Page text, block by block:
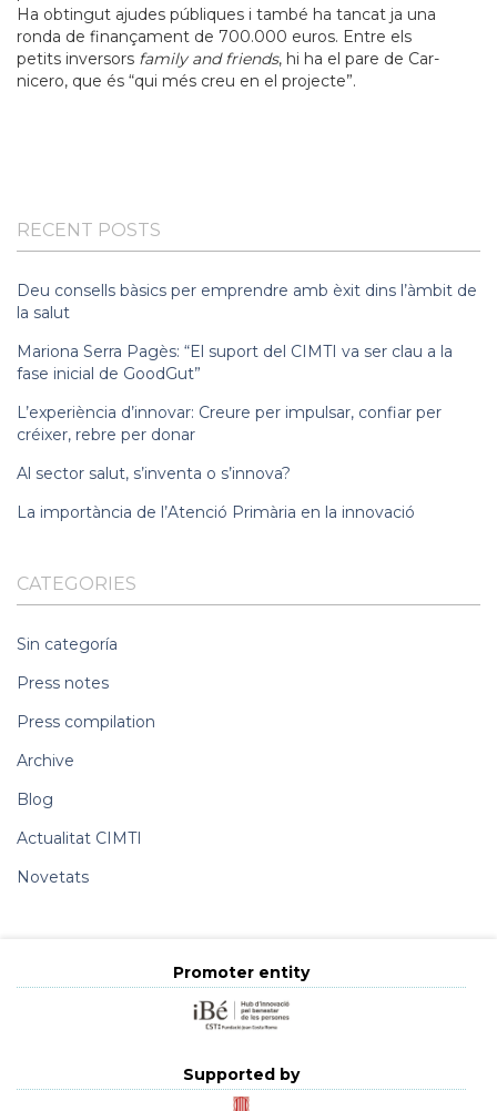
Ha obtin­gut aju­des públi­ques i també ha tan­cat ja una
ronda de finançament de 700.000 euros. Entre els
petits inver­sors family and fri­ends, hi ha el pare de Car­
ni­cero, que és “qui més creu en el pro­jecte”.
RECENT POSTS
Deu consells bàsics per emprendre amb èxit dins l’àmbit de
la salut
Mariona Serra Pagès: “El suport del CIMTI va ser clau a la
fase inicial de GoodGut”
L’experiència d’innovar: Creure per impulsar, confiar per
créixer, rebre per donar
Al sector salut, s’inventa o s’innova?
La importància de l’Atenció Primària en la innovació
CATEGORIES
Sin categoría
Press notes
Press compilation
Archive
Blog
Actualitat CIMTI
Novetats
Promoter entity
Supported by